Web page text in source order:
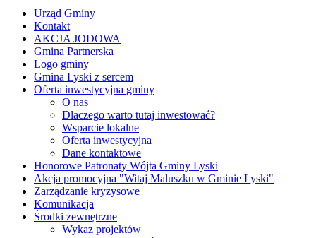
Urząd Gminy
Kontakt
AKCJA JODOWA
Gmina Partnerska
Logo gminy
Gmina Lyski z sercem
Oferta inwestycyjna gminy
O nas
Dlaczego warto tutaj inwestować?
Wsparcie lokalne
Oferta inwestycyjna
Dane kontaktowe
Honorowe Patronaty Wójta Gminy Lyski
Akcja promocyjna "Witaj Maluszku w Gminie Lyski"
Zarządzanie kryzysowe
Komunikacja
Środki zewnętrzne
Wykaz projektów